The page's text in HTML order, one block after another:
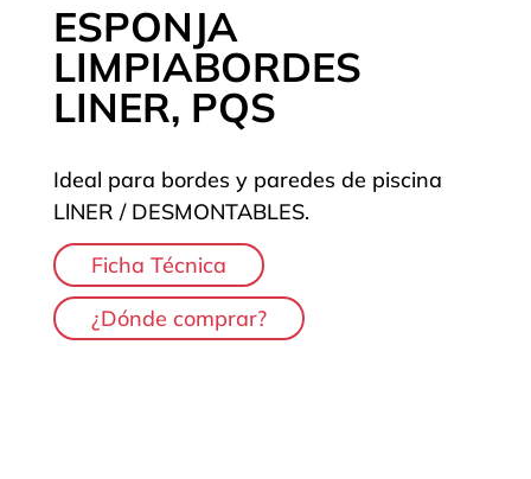
ESPONJA
LIMPIABORDES
LINER, PQS
Ideal para bordes y paredes de piscina
LlNER / DESMONTABLES.
Ficha Técnica
¿Dónde comprar?